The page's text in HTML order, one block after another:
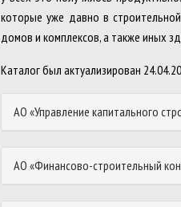
которые уже давно в
домов и комплексов, а также иных
Каталог был актуализирован
АО «Управление капитального
АО «Финансово-строительный